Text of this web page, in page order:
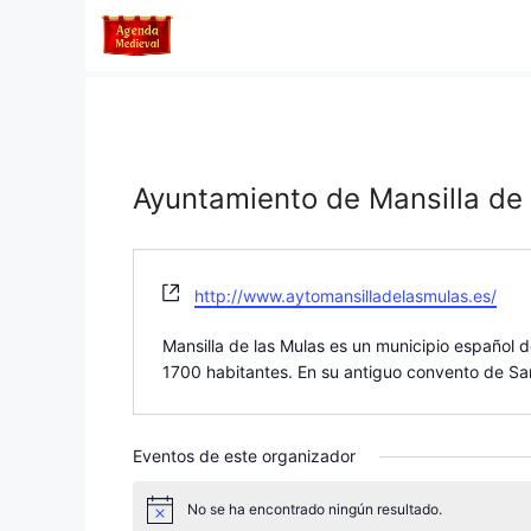
Ayuntamiento de Mansilla de
W
b
s
t
http://www.aytomansilladelasmulas.es/
Mansilla de las Mulas es un municipio
1700 habitantes. En su antiguo convento de
Eventos de este organizador
No se ha encontrado ningún resultado.